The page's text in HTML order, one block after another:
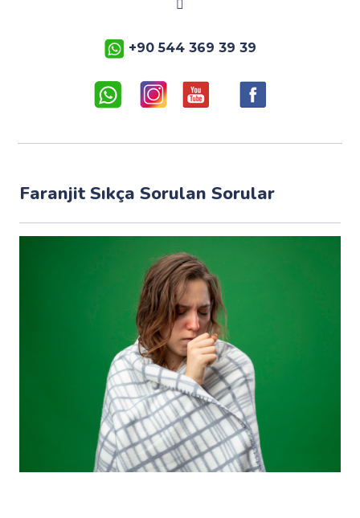
+90 544 369 39 39
Faranjit Sıkça Sorulan Sorular